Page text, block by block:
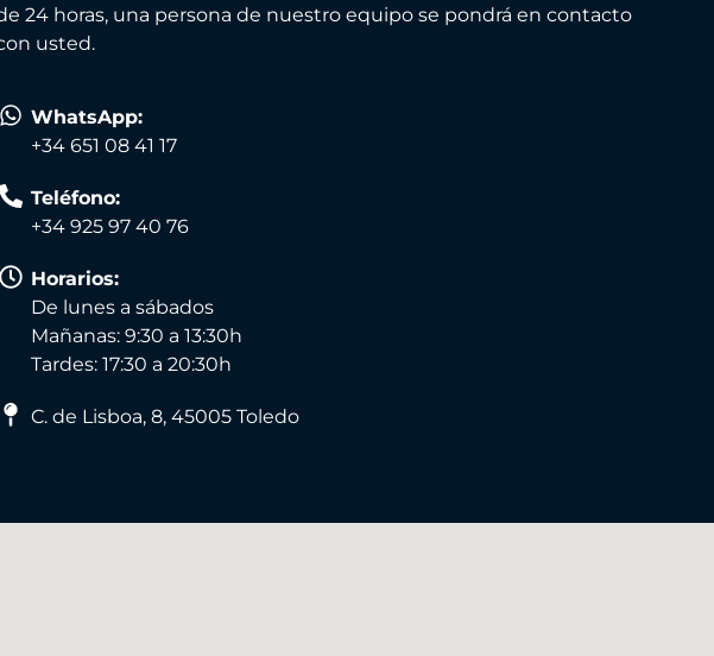
24 horas, una persona de nuestro equipo se pondrá en contacto
usted.
WhatsApp:
+34 651 08 41 17
Teléfono:
+34 925 97 40 76
Horarios:
De lunes a sábados
Mañanas: 9:30 a 13:30h
Tardes: 17:30 a 20:30h
C. de Lisboa, 8, 45005 Toledo